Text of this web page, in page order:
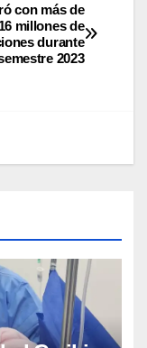
con más de
16 millones de
durante
2023